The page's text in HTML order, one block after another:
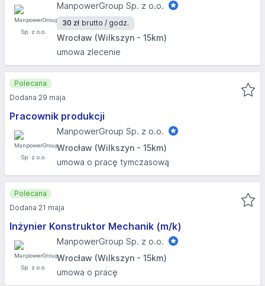
ManpowerGroup Sp. z o.o.
30 zł brutto / godz.
Wrocław (Wilkszyn - 15km)
umowa zlecenie
Pracownik produkcji
ManpowerGroup Sp. z o.o.
Wrocław (Wilkszyn - 15km)
umowa o pracę tymczasową
Polecana
Dodana 29 maja
Inżynier Konstruktor Mechanik (m/k)
ManpowerGroup Sp. z o.o.
Wrocław (Wilkszyn - 15km)
umowa o pracę
Polecana
Dodana 21 maja